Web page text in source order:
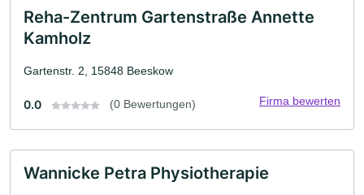
Reha-Zentrum Gartenstraße Annette
Kamholz
Gartenstr. 2, 15848 Beeskow
0.0 (0 Bewertungen) Firma bewerten
Wannicke Petra Physiotherapie